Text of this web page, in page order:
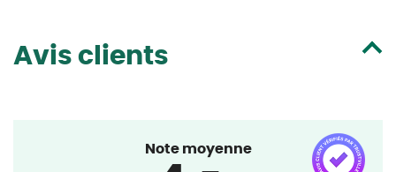
Avis clients
Note moyenne